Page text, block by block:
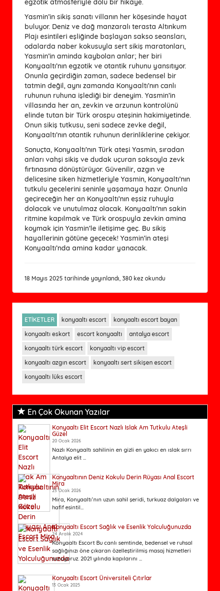
egzotik atmosferiyle dolu bir hikâye.
Yasmin’in sikiş sanatı villanın her köşesinde hayat
buluyor. Deniz ve dağ manzaralı terasta Altınkum
Plajı esintileri eşliğinde başlayan sakso seansları,
odalarda naber kokusuyla sert sikiş maratonları,
Yasmin’in aminda kaybolan anlar; her biri
Konyaaltı’nın egzotik ve otantik ruhunu yansıtıyor.
Onunla geçirdiğin zaman, sadece bedensel bir
tatmin değil, aynı zamanda Konyaaltı’nın canlı
ruhunun ruhuna işlediği bir deneyim. Yasmin’in
villasında her an, zevkin ve arzunun kontrolünü
elinde tutan bir Türk orospu ateşinin hakimiyetinde.
Onun sikiş tutkusu, seni sadece zevke değil,
Konyaaltı’nın otantik ruhunun derinliklerine çekiyor.
Sonuçta, Konyaaltı’nın Türk ateşi Yasmin, sıradan
anları vahşi sikiş ve dudak uçuran saksoyla zevk
fırtınasına dönüştürüyor. Güvenilir, azgın ve
delicesine siken hizmetleriyle Yasmin, Konyaaltı’nın
tutkulu gecelerini seninle yaşamaya hazır. Onunla
geçireceğin her an Konyaaltı’nın eşsiz ruhuyla
dolacak ve unutulmaz olacak. Konyaaltı’nın sakin
ritmine kapılmak ve Türk orospuyla zevkin amina
koymak için Yasmin’le iletişime geç. Bu sikiş
hayallerinin götüne geçecek! Yasmin’in ateşi
Konyaaltı’nda amina kadar yanacak.
18 Mayıs 2025 tarihinde yayınlandı, 380 kez okundu
ETİKETLER konyaaltı escort
konyaaltı escort bayan
konyaaltı eskort
escort konyaaltı
antalya escort
konyaaltı türk escort
konyaaltı vip escort
konyaaltı azgın escort
konyaaltı sert sikişen escort
konyaaltı lüks escort
En Çok Okunan Yazılar
Konyaaltı Elit Escort Nazlı Islak Am Tutkulu Ateşli
Güzel
20 Ocak 2026
Nazlı Konyaaltı sahilinin en gizli en yakıcı en ıslak sırrı
Antalya elit ...
Konyaaltının Deniz Kokulu Derin Rüyası Anal Escort
Mira
23 Ocak 2026
Mira, Konyaaltı’nın uzun sahil şeridi, turkuaz dalgaları ve
hafif esintil...
Konyaaltı Escort Sağlık ve Esenlik Yolculuğunuzda
24 Aralık 2024
Konyaaltı Escort Bu canlı semtinde, bedensel ve ruhsal
sağlığınızı öne çıkaran özelleştirilmiş masaj hizmetleri
sunuyoruz. 2021 yılında kapılarını ...
Konyaaltı Escort Üniversiteli Çıtırlar
13 Ocak 2025